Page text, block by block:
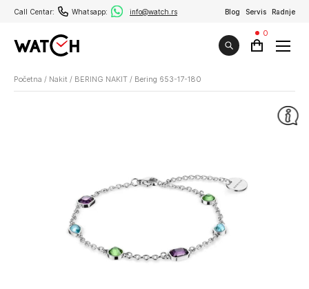
Call Centar: Whatsapp: info@watch.rs Blog Servis Radnje
0
Početna / Nakit / BERING NAKIT / Bering 653-17-180